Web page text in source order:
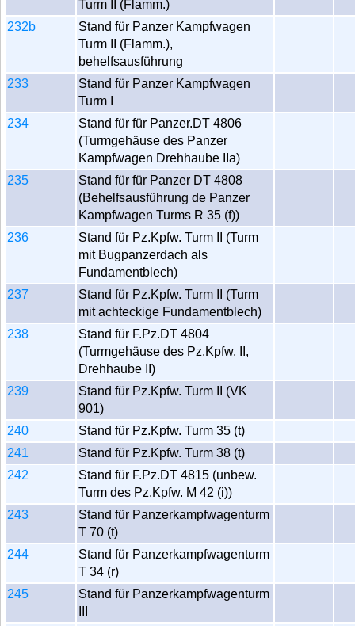
Turm II (Flamm.)
232b
Stand für Panzer Kampfwagen
Turm II (Flamm.),
behelfsausführung
233
Stand für Panzer Kampfwagen
Turm I
234
Stand für für Panzer.DT 4806
(Turmgehäuse des Panzer
Kampfwagen Drehhaube IIa)
235
Stand für für Panzer DT 4808
(Behelfsausführung de Panzer
Kampfwagen Turms R 35 (f))
236
Stand für Pz.Kpfw. Turm II (Turm
mit Bugpanzerdach als
Fundamentblech)
237
Stand für Pz.Kpfw. Turm II (Turm
mit achteckige Fundamentblech)
238
Stand für F.Pz.DT 4804
(Turmgehäuse des Pz.Kpfw. II,
Drehhaube II)
239
Stand für Pz.Kpfw. Turm II (VK
901)
240
Stand für Pz.Kpfw. Turm 35 (t)
241
Stand für Pz.Kpfw. Turm 38 (t)
242
Stand für F.Pz.DT 4815 (unbew.
Turm des Pz.Kpfw. M 42 (i))
243
Stand für Panzerkampfwagenturm
T 70 (t)
244
Stand für Panzerkampfwagenturm
T 34 (r)
245
Stand für Panzerkampfwagenturm